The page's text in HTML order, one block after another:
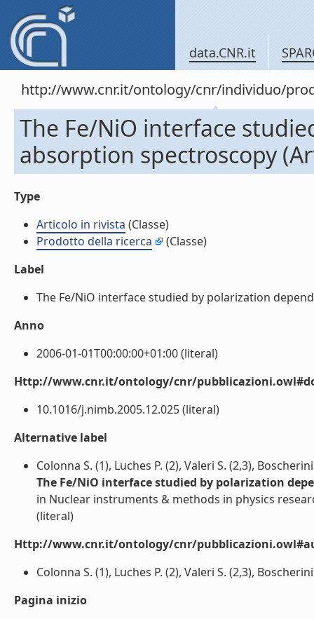
data.CNR.it
http://www.cnr.it/ontology/cnr/individuo/
The Fe/NiO interface
absorption spectroscopy
Type
Articolo in rivista (Classe)
Prodotto della ricerca
(Classe)
Label
The Fe/NiO interface studied by polarization
Anno
2006-01-01T00:00:00+01:00 (literal)
Http://www.cnr.it/ontology/cnr/
10.1016/j.nimb.2005.12.025 (literal)
Alternative label
Colonna S. (1), Luches P. (2), Valeri S. (2,3),
The Fe/NiO interface studied by polarization
in Nuclear instruments & methods in physics
(literal)
Http://www.cnr.it/ontology/cnr/
Colonna S. (1), Luches P. (2), Valeri S. (2,3),
Pagina inizio